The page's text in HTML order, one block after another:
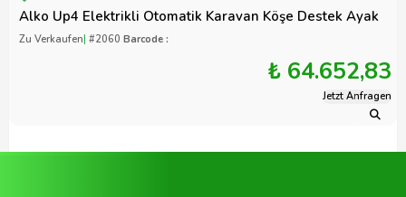
Alko Up4 Elektrikli Otomatik Karavan Köşe Destek Ayak
Zu Verkaufen| #2060 Barcode :
₺ 64.652,83
Jetzt Anfragen